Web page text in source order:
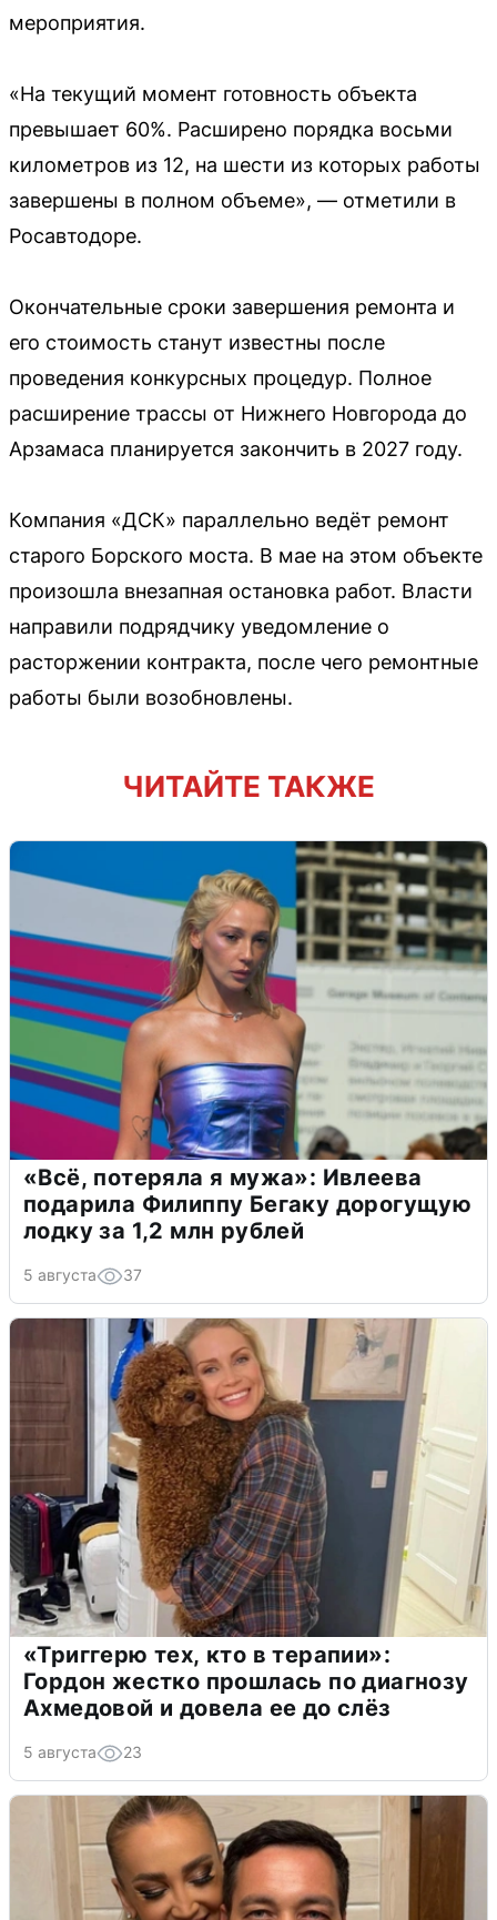
мероприятия.
«На текущий момент готовность объекта
превышает 60%. Расширено порядка восьми
километров из 12, на шести из которых работы
завершены в полном объеме», — отметили в
Росавтодоре.
Окончательные сроки завершения ремонта и
его стоимость станут известны после
проведения конкурсных процедур. Полное
расширение трассы от Нижнего Новгорода до
Арзамаса планируется закончить в 2027 году.
Компания «ДСК» параллельно ведёт ремонт
старого Борского моста. В мае на этом объекте
произошла внезапная остановка работ. Власти
направили подрядчику уведомление о
расторжении контракта, после чего ремонтные
работы были возобновлены.
ЧИТАЙТЕ ТАКЖЕ
«Всё, потеряла я мужа»: Ивлеева
подарила Филиппу Бегаку дорогущую
лодку за 1,2 млн рублей
5 августа 37
«Триггерю тех, кто в терапии»:
Гордон жестко прошлась по диагнозу
Ахмедовой и довела ее до слёз
5 августа 23